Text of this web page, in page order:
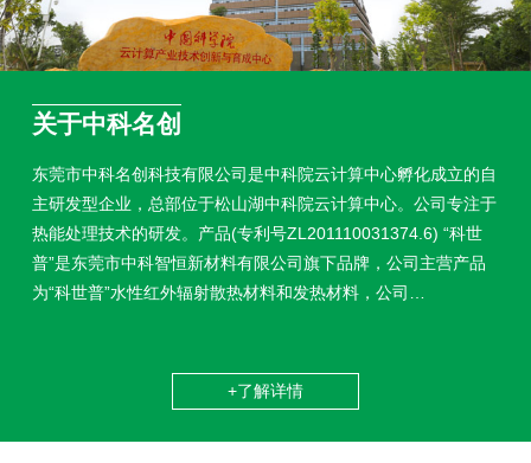
关于中科名创
东莞市中科名创科技有限公司是中科院云计算中心孵化成立的自
主研发型企业，总部位于松山湖中科院云计算中心。公司专注于
热能处理技术的研发。产品(专利号ZL201110031374.6) “科世
普”是东莞市中科智恒新材料有限公司旗下品牌，公司主营产品
为“科世普”水性红外辐射散热材料和发热材料，公司…
+了解详情